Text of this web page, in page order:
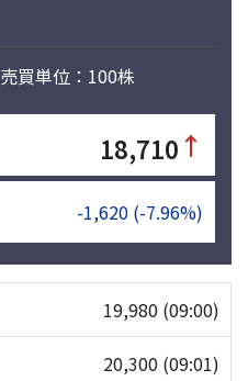
売買単位：100株
18,710 ↑
-1,620 (-7.96%)
19,980 (09:00)
20,300 (09:01)